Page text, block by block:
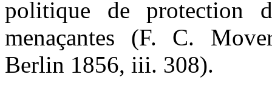
politique de protection
menaçantes (F. C.
Berlin 1856, iii. 308).